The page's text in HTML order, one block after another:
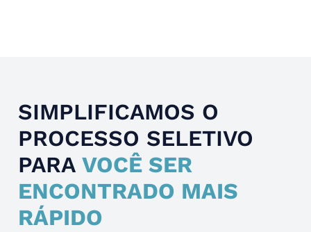
SIMPLIFICAMOS O
PROCESSO SELETIVO
PARA VOCÊ SER
ENCONTRADO MAIS
RÁPIDO